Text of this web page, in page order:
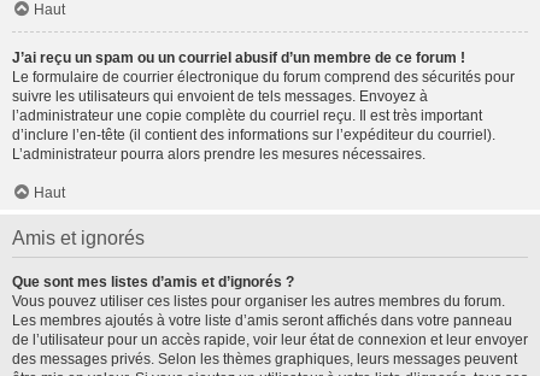
Haut
J’ai reçu un spam ou un courriel abusif d’un membre de ce forum !
Le formulaire de courrier électronique du forum comprend des sécurités pour
suivre les utilisateurs qui envoient de tels messages. Envoyez à
l’administrateur une copie complète du courriel reçu. Il est très important
d’inclure l’en-tête (il contient des informations sur l’expéditeur du courriel).
L’administrateur pourra alors prendre les mesures nécessaires.
Haut
Amis et ignorés
Que sont mes listes d’amis et d’ignorés ?
Vous pouvez utiliser ces listes pour organiser les autres membres du forum.
Les membres ajoutés à votre liste d’amis seront affichés dans votre panneau
de l’utilisateur pour un accès rapide, voir leur état de connexion et leur envoyer
des messages privés. Selon les thèmes graphiques, leurs messages peuvent